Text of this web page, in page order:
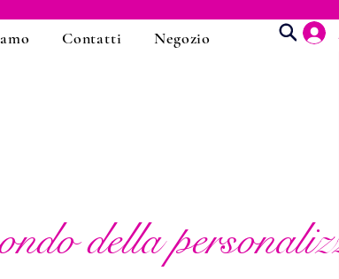
Contatti Negozio Buono regalo
della